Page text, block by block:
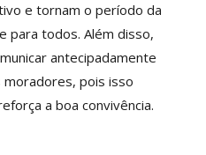
e tornam o período da
para todos. Além disso,
antecipadamente
pois isso
a boa convivência.